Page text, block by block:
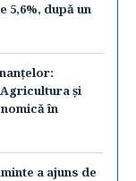
5,6%, după un
Agricultura şi
în
a ajuns de